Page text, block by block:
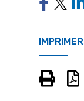
IMPRIMER